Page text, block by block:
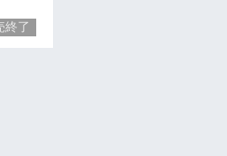
終了